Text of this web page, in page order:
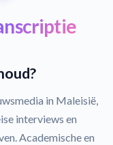
in Maleisië,
interviews en
Academische en